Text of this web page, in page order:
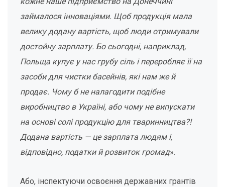
займалося інноваціями. Щоб продукція мала
велику додану вартість, щоб люди отримували
достойну зарплату. Бо сьогодні, наприклад,
Польща купує у нас грубу сіль і переробляє її на
засоби для чистки басейнів, які нам же й
продає. Чому б не налагодити подібне
виробництво в Україні, або чому не випускати
на основі солі продукцію для тваринництва?!
Додана вартість — це зарплата людям і,
відповідно, податки й розвиток громад».
Або, інспектуючи освоєння державних грантів